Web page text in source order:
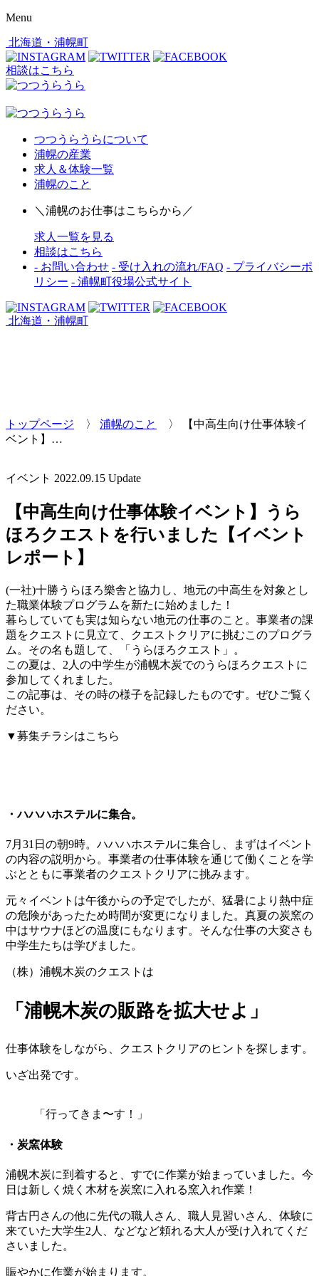
Menu
北海道・浦幌町
相談はこちら
つつうらうらについて
浦幌の産業
求人＆体験一覧
浦幌のこと
＼浦幌のお仕事はこちらから／
求人一覧を見る
相談はこちら
- お問い合わせ - 受け入れの流れ/FAQ - プライバシーポ
リシー - 浦幌町役場公式サイト
北海道・浦幌町
トップページ 〉 浦幌のこと 〉
【中高生向け仕事体験イ
ベント】…
イベント 2022.09.15 Update
【中高生向け仕事体験イベント】うら
ほろクエストを行いました【イベント
レポート】
(一社)十勝うらほろ樂舎と協力し、地元の中高生を対象とし
た職業体験プログラムを新たに始めました！
暮らしていても実は知らない地元の仕事のこと。事業者の課
題をクエストに見立て、クエストクリアに挑むこのプログラ
ム。その名も題して、「うらほろクエスト」。
この夏は、2人の中学生が浦幌木炭でのうらほろクエストに
参加してくれました。
この記事は、その時の様子を記録したものです。ぜひご覧く
ださい。
▼募集チラシはこちら
・ハハハホステルに集合。
7月31日の朝9時。ハハハホステルに集合し、まずはイベント
の内容の説明から。事業者の仕事体験を通じて働くことを学
ぶとともに事業者のクエストクリアに挑みます。
元々イベントは午後からの予定でしたが、猛暑により熱中症
の危険があったため時間が変更になりました。真夏の炭窯の
中はサウナほどの温度にもなります。そんな仕事の大変さも
中学生たちは学びました。
（株）浦幌木炭のクエストは
「浦幌木炭の販路を拡大せよ」
仕事体験をしながら、クエストクリアのヒントを探します。
いざ出発です。
「行ってきま〜す！」
・炭窯体験
浦幌木炭に到着すると、すでに作業が始まっていました。今
日は新しく焼く木材を炭窯に入れる窯入れ作業！
背古円さんの他に先代の職人さん、職人見習いさん、体験に
来ていた大学生2人、などなど頼れる大人が受け入れてくだ
さいました。
賑やかに作業が始まります。